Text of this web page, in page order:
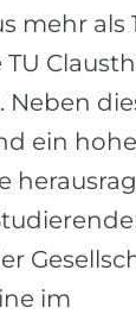
mehr als
ein
im